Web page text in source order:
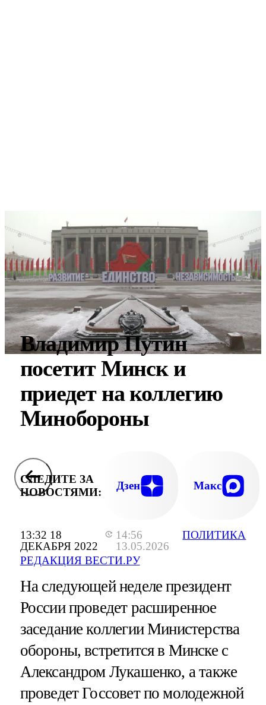
13:32 18
ДЕКАБРЯ 2022
14:56
13.05.2026
РЕДАКЦИЯ ВЕСТИ.РУ
ПОЛИТИКА
Владимир Путин
посетит Минск и
приедет на коллегию
Минобороны
СЛЕДИТЕ ЗА
НОВОСТЯМИ:
Дзен Макс
На следующей неделе президент
России проведет расширенное
заседание коллегии Министерства
обороны, встретится в Минске с
Александром Лукашенко, а также
проведет Госсовет по молодежной